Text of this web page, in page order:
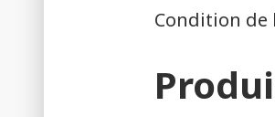
Condition de